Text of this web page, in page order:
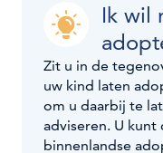
Ik wil
Zit u in de
uw kind laten
om u daarbij te
adviseren. U
binnenlandse